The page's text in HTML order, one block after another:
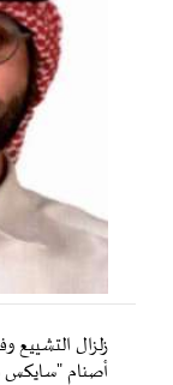
زلزال التشييع
أصنام "سايكس